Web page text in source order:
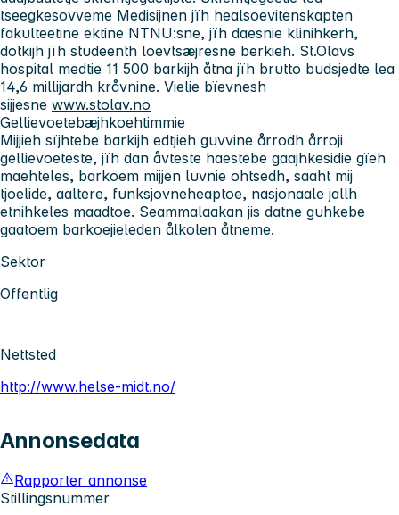
tseegkesovveme Medisijnen jïh healsoevitenskapten
fakulteetine ektine NTNU:sne, jïh daesnie klinihkerh,
dotkijh jïh studeenth loevtsæjresne berkieh. St.Olavs
hospital medtie 11 500 barkijh åtna jïh brutto budsjedte lea
14,6 millijardh kråvnine. Vielie bïevnesh
sijjesne www.stolav.no
Gellievoetebæjhkoehtimmie
Mijjieh sïjhtebe barkijh edtjieh guvvine årrodh årroji
gellievoeteste, jïh dan åvteste haestebe gaajhkesidie gïeh
maehteles, barkoem mijjen luvnie ohtsedh, saaht mij
tjoelide, aaltere, funksjovneheaptoe, nasjonaale jallh
etnihkeles maadtoe. Seammalaakan jis datne guhkebe
gaatoem barkoejieleden ålkolen åtneme.
Sektor
Offentlig
Nettsted
http://www.helse-midt.no/
Annonsedata
Rapporter annonse
Stillingsnummer